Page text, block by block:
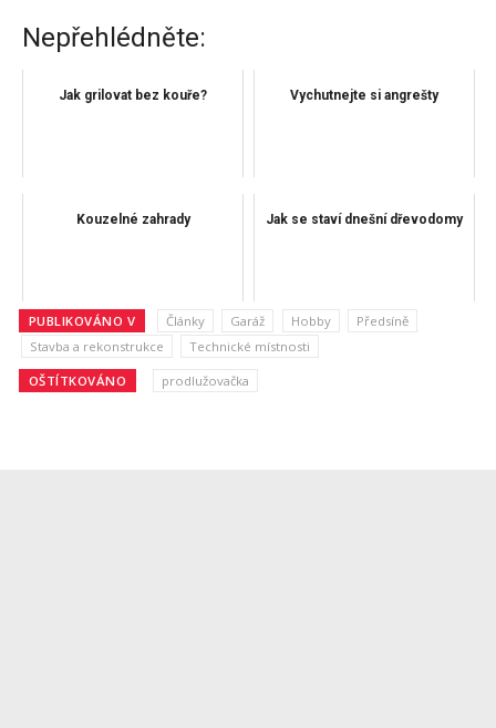
Nepřehlédněte:
Jak grilovat bez kouře? Vychutnejte si angrešty
Kouzelné zahrady Jak se staví dnešní dřevodomy
PUBLIKOVÁNO V Články Garáž Hobby
Předsíně
Stavba a rekonstrukce
Technické místnosti
OŠTÍTKOVÁNO prodlužovačka